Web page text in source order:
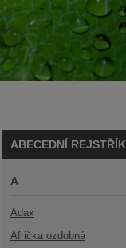
ABECEDNÍ REJSTŘÍK
A
Adax
Afrička ozdobná